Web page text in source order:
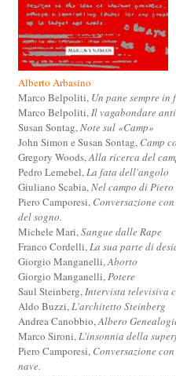
Alberto Arbasino
Marco Belpoliti, Un pane sempre in
Marco Belpoliti,Il vagabondare
Susan Sontag,Note sul «Camp»
John Simon e Susan Sontag, Camp
Gregory Woods,Alla ricerca del
Pedro Lemebel,La fata dell'angolo
Giuliano Scabia,Nel campo di Piero
Piero Camporesi, Conversazione
del sogno.
Michele Mari,Sangue dalle Rape
Franco Cordelli,La sua parte di
Giorgio Manganelli,Aborto
Giorgio Manganelli,Potere
Saul Steinberg,Intervista televisiva
Aldo Buzzi,L'architetto Steinberg
Andrea Canobbio,Albero
Marco Sironi,L'insonnia della
Piero Camporesi, Conversazione
nave.